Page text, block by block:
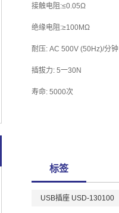
接触电阻:≤0.05Ω
绝缘电阻:≥100MΩ
耐压: AC 500V (50Hz)/分钟
插拔力: 5一30N
寿命: 5000次
标签
USB插座 USD-130100